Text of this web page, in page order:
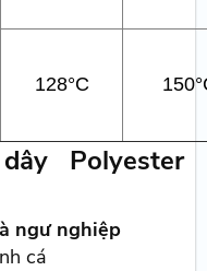
128°C
Polyester
ngư nghiệp
cá